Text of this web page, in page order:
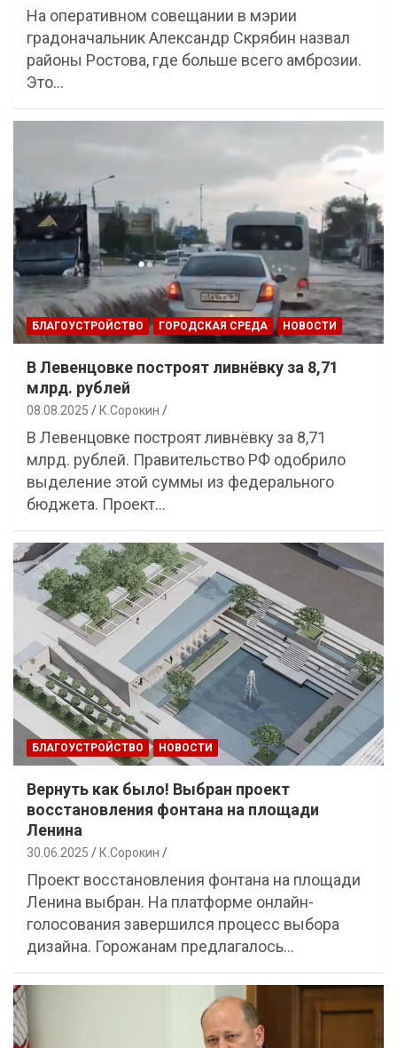
На оперативном совещании в мэрии
градоначальник Александр Скрябин назвал
районы Ростова, где больше всего амброзии.
Это…
БЛАГОУСТРОЙСТВО ГОРОДСКАЯ СРЕДА НОВОСТИ
В Левенцовке построят ливнёвку за 8,71
млрд. рублей
08.08.2025 К.Сорокин
В Левенцовке построят ливнёвку за 8,71
млрд. рублей. Правительство РФ одобрило
выделение этой суммы из федерального
бюджета. Проект…
БЛАГОУСТРОЙСТВО НОВОСТИ
Вернуть как было! Выбран проект
восстановления фонтана на площади
Ленина
30.06.2025 К.Сорокин
Проект восстановления фонтана на площади
Ленина выбран. На платформе онлайн-
голосования завершился процесс выбора
дизайна. Горожанам предлагалось…